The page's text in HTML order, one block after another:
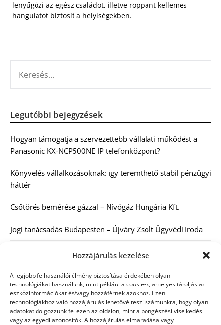
Hozzájárulás kezelése
A legjobb felhasználói élmény biztosítása érdekében olyan
technológiákat használunk, mint például a cookie-k, amelyek tárolják az
eszközinformációkat és/vagy hozzáférnek azokhoz. Ezen
technológiákhoz való hozzájárulás lehetővé teszi számunkra, hogy olyan
adatokat dolgozzunk fel ezen az oldalon, mint a böngészési viselkedés
vagy az egyedi azonosítók. A hozzájárulás elmaradása vagy
lenyűgözi az egész családot, illetve roppant kellemes
hangulatot biztosít a helyiségekben.
Legutóbbi bejegyzések
Hogyan támogatja a szervezettebb vállalati működést a
Panasonic KX-NCP500NE IP telefonközpont?
Könyvelés vállalkozásoknak: így teremthető stabil pénzügyi
háttér
Csőtörés bemérése gázzal – Nívógáz Hungária Kft.
Jogi tanácsadás Budapesten – Újváry Zsolt Ügyvédi Iroda
Arckrémek – mit érdemes tudni az öregedés lassításáról és
Kategóriák
Egyéb kategória